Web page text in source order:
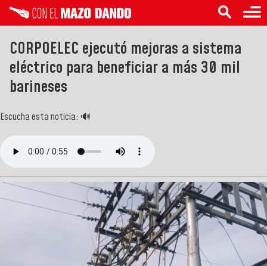
CORPOELEC ejecutó mejoras a sistema
eléctrico para beneficiar a más 30 mil
barineses
Escucha esta noticia: 🔊